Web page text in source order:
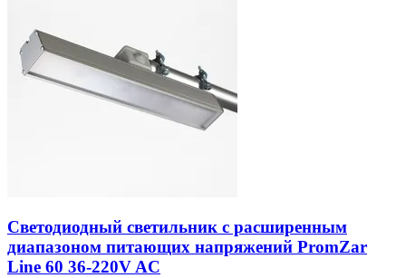
Светодиодный светильник с расширенным
диапазоном питающих напряжений PromZar
Line 60 36-220V AC